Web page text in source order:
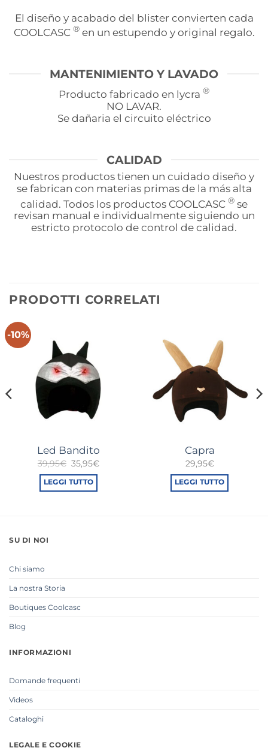
El diseño y acabado del blister convierten cada
COOLCASC® en un estupendo y original regalo.
MANTENIMIENTO Y LAVADO
Producto fabricado en lycra ®
NO LAVAR.
Se dañaria el circuito eléctrico
CALIDAD
Nuestros productos tienen un cuidado diseño y
se fabrican con materias primas de la más alta
calidad. Todos los productos COOLCASC ® se
revisan manual e individualmente siguiendo un
estricto protocolo de control de calidad.
PRODOTTI CORRELATI
-10%
Led Bandito
39,95€ Il
prezzo
originale
era:
35,95€Il
LEGGI TUTTO
Capra
29,95€
LEGGI TUTTO
SU DI NOI
Chi siamo
La nostra Storia
Boutiques Coolcasc
Blog
INFORMAZIONI
Domande frequenti
Videos
Cataloghi
LEGALE E COOKIE